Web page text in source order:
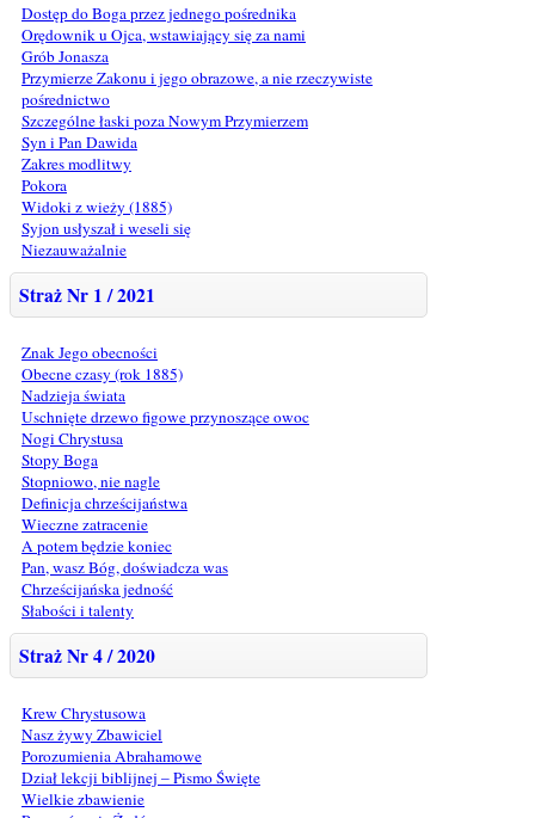
Dostęp do Boga przez jednego pośrednika
Orędownik u Ojca, wstawiający się za nami
Grób Jonasza
Przymierze Zakonu i jego obrazowe, a nie rzeczywiste
pośrednictwo
Szczególne łaski poza Nowym Przymierzem
Syn i Pan Dawida
Zakres modlitwy
Pokora
Widoki z wieży (1885)
Syjon usłyszał i weseli się
Niezauważalnie
Straż Nr 1 / 2021
Znak Jego obecności
Obecne czasy (rok 1885)
Nadzieja świata
Uschnięte drzewo figowe przynoszące owoc
Nogi Chrystusa
Stopy Boga
Stopniowo, nie nagle
Definicja chrześcijaństwa
Wieczne zatracenie
A potem będzie koniec
Pan, wasz Bóg, doświadcza was
Chrześcijańska jedność
Słabości i talenty
Straż Nr 4 / 2020
Krew Chrystusowa
Nasz żywy Zbawiciel
Porozumienia Abrahamowe
Dział lekcji biblijnej – Pismo Święte
Wielkie zbawienie